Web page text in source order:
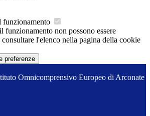
funzionamento
funzionamento non possono essere
l'elenco nella pagina della cookie
preferenze
Omnicomprensivo Europeo di Arconate